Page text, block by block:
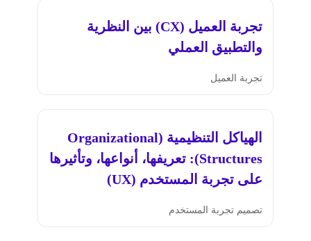
تجربة العميل (CX) بين النظرية
والتطبيق العملي
تجربة العميل
الهياكل التنظيمية (Organizational
Structures): تعريفها، أنواعها، وتأثيرها
على تجربة المستخدم (UX)
تصميم تجربة المستخدم